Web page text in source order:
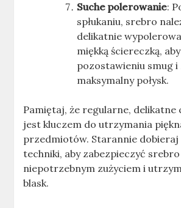
Suche polerowanie:
spłukaniu, srebro
delikatnie
miękką ściereczką,
pozostawieniu smug i
maksymalny połysk.
Pamiętaj, że regularne, delikatne
jest kluczem do utrzymania
przedmiotów. Starannie
techniki, aby zabezpieczyć
niepotrzebnym zużyciem i
blask.